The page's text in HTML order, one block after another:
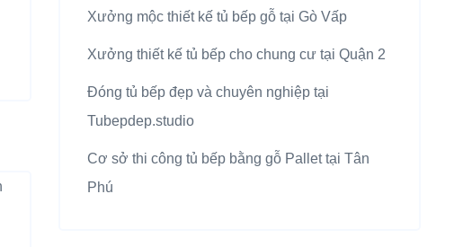
Xưởng mộc thiết kế tủ bếp gỗ tại Gò Vấp
Xưởng thiết kế tủ bếp cho chung cư tại Quận 2
Đóng tủ bếp đẹp và chuyên nghiệp tại
Tubepdep.studio
Cơ sở thi công tủ bếp bằng gỗ Pallet tại Tân
Phú